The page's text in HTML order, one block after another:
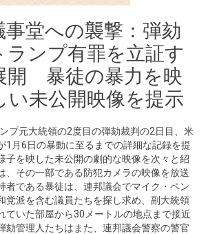
事堂への襲撃：弾劾
ランプ有罪を立証す
開 暴徒の暴力を映
い未公開映像を提示
プ元大統領の2度目の弾劾裁判の2日目、米
1月6日の暴動に至るまでの詳細な記録を提
子を映した未公開の劇的な映像を次々と紹
、その一部である防犯カメラの映像を放送
者である暴徒は、連邦議会でマイク・ペン
党派を含む議員たちを探し求め、副大統領
ていた部屋から30メートルの地点まで接近
劾管理人たちはまた、連邦議会警察の警官